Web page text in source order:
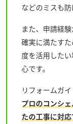
などのミスも防
また、申請経
確実に満たす
度を活用した
心です。
リフォームガイ
プロのコンシ
たの工事に対